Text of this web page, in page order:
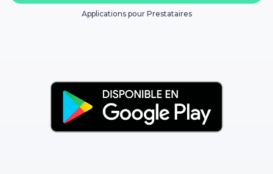
Applications pour Prestataires